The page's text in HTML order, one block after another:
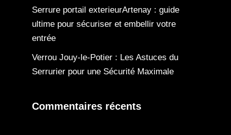
Serrure portail exterieurArtenay : guide
ultime pour sécuriser et embellir votre
entrée
Verrou Jouy-le-Potier : Les Astuces du
Serrurier pour une Sécurité Maximale
Commentaires récents